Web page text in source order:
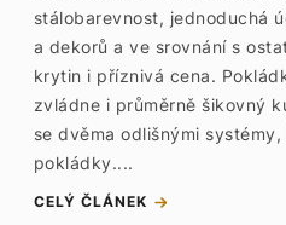
stálobarevnost, jednoduchá
a dekorů a ve srovnání s
krytin i příznivá cena.
zvládne i průměrně šikovný
se dvěma odlišnými
pokládky....
CELÝ ČLÁNEK